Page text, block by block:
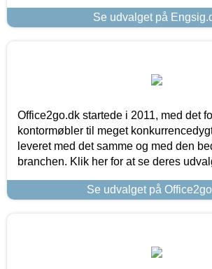
Se udvalget på
Office2go.dk startede i 2011, med det
kontormøbler til meget
leveret med det samme og med den
branchen. Klik her for at se deres
Se udvalget på